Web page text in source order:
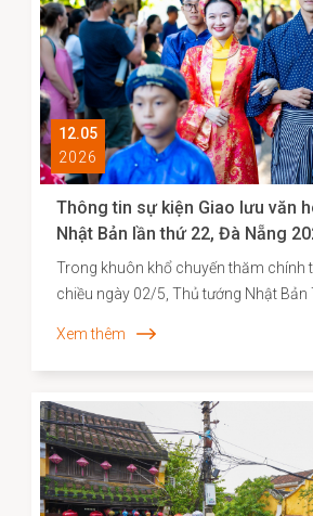
12.05
2026
Thông tin sự kiện Giao lưu văn
Nhật Bản lần thứ 22, Đà Nẵng
Trong khuôn khổ chuyến thăm chính
chiều ngày 02/5, Thủ tướng Nhật Bản
Sanae đã bày tỏ mong muốn được
hóa thế giới Hội An, để bước đi trên
mà cộng đồng người Nhật ở đó từng đi
tích Chùa Cầu vừa được hoàn thành
tác của Nhật Bản - là minh chứng
lịch sử giao thương năng động giữa
Xem thêm